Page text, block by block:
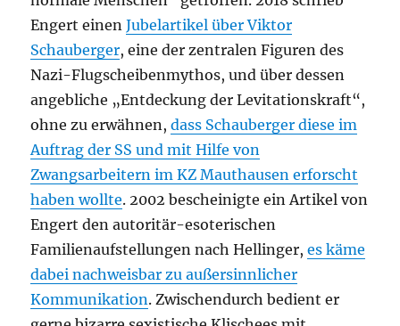
Engert einenJubelartikel über Viktor
Schauberger, eine der zentralen Figuren des
Nazi-Flugscheibenmythos, und über dessen
angebliche „Entdeckung der Levitationskraft“,
ohne zu erwähnen,dass Schauberger diese im
Auftrag der SS und mit Hilfe von
Zwangsarbeitern im KZ Mauthausen erforscht
haben wollte. 2002 bescheinigte ein Artikel von
Engert den autoritär-esoterischen
Familienaufstellungen nach Hellinger,es käme
dabei nachweisbar zu außersinnlicher
Kommunikation. Zwischendurch bedient er